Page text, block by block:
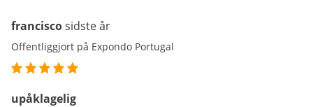
franciscosidste år
Offentliggjort på Expondo Portugal
upåklagelig